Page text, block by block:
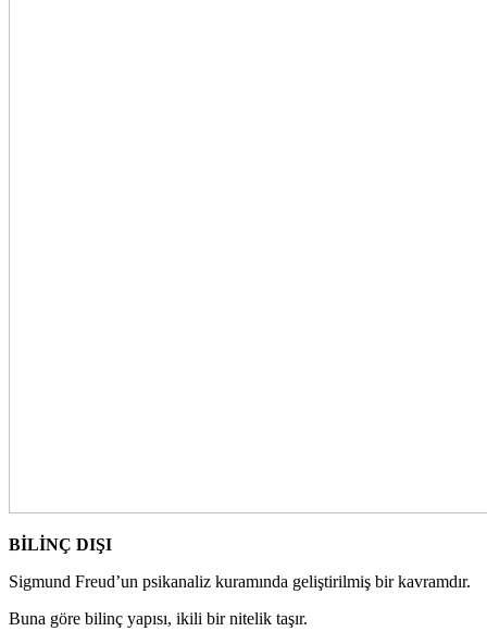
BİLİNÇ DIŞI
Sigmund Freud’un psikanaliz kuramında geliştirilmiş bir kavramdır.
Buna göre bilinç yapısı, ikili bir nitelik taşır.